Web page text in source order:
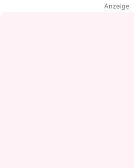
Anzeige